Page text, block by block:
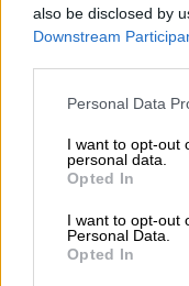
also be disclosed by
Downstream
Please note that this
not limited to your
grant or deny
use your data for
consent section.
Personal Data
I want to opt-out
personal data.
Opted In
I want to opt-out
Personal Data.
Opted In
Η Φαίη
δεύτερο
Κόσμος|
Ενεργειακό
Μέση
απώλειες